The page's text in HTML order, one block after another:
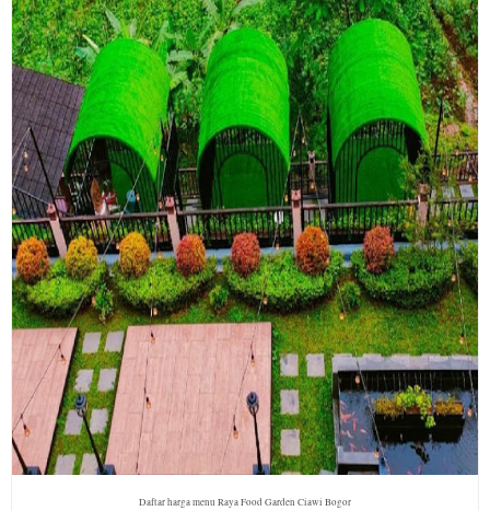
Daftar harga menu Raya Food Garden Ciawi Bogor